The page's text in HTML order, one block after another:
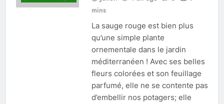
mins
La sauge rouge est bien plus
qu’une simple plante
ornementale dans le jardin
méditerranéen ! Avec ses belles
fleurs colorées et son feuillage
parfumé, elle ne se contente pas
d’embellir nos potagers; elle